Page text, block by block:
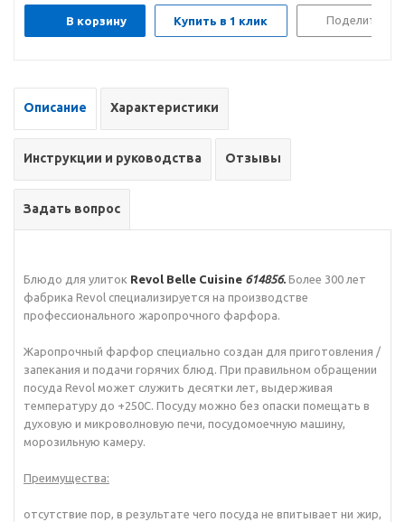
В корзину Купить в 1 клик Поделиться
Описание Характеристики
Инструкции и руководства Отзывы
Задать вопрос
Блюдо для улиток Revol Belle Cuisine 614856. Более 300 лет
фабрика Revol специализируется на производстве
профессионального жаропрочного фарфора.
Жаропрочный фарфор специально создан для приготовления /
запекания и подачи горячих блюд. При правильном обращении
посуда Revol может служить десятки лет, выдерживая
температуру до +250С. Посуду можно без опаски помещать в
духовую и микроволновую печи, посудомоечную машину,
морозильную камеру.
Преимущества:
отсутствие пор, в результате чего посуда не впитывает ни жир,